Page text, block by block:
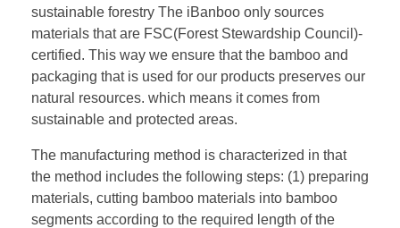
sustainable forestry The iBanboo only sources
materials that are FSC(Forest Stewardship Council)-
certified. This way we ensure that the bamboo and
packaging that is used for our products preserves our
natural resources. which means it comes from
sustainable and protected areas.
The manufacturing method is characterized in that
the method includes the following steps: (1) preparing
materials, cutting bamboo materials into bamboo
segments according to the required length of the